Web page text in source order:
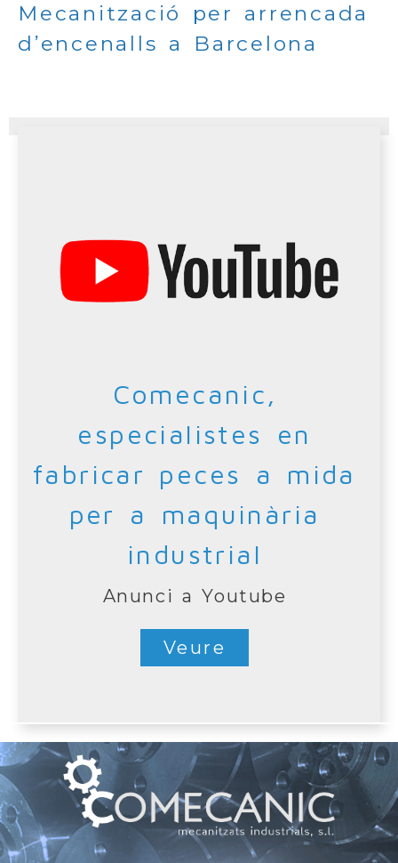
Mecanització per arrencada
d’encenalls a Barcelona
Comecanic,
especialistes en
fabricar peces a mida
per a maquinària
industrial
Anunci a Youtube
Veure